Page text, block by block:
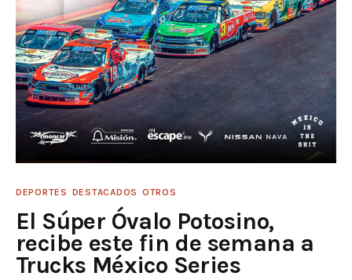
DEPORTES DESTACADOS OTROS
El Súper Óvalo Potosino,
recibe este fin de semana a
Trucks México Series